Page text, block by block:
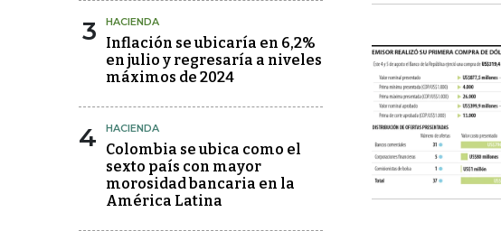
3 HACIENDA
Inflación se ubicaría en 6,2%
en julio y regresaría a niveles
máximos de 2024
4 HACIENDA
Colombia se ubica como el
sexto país con mayor
morosidad bancaria en la
América Latina